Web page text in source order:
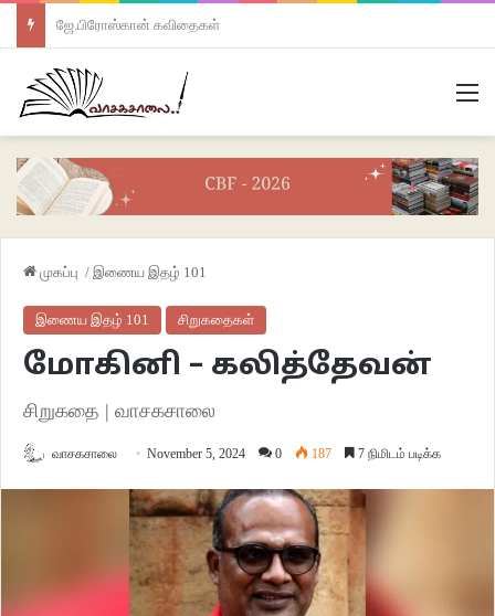
ஜே.பிரோஸ்கான் கவிதைகள்
முகப்பு / இணைய இதழ் 101
இணைய இதழ் 101 சிறுகதைகள்
மோகினி – கலித்தேவன்
சிறுகதை | வாசகசாலை
வாசகசாலை November 5, 2024 0 187 7 நிமிடம் படிக்க